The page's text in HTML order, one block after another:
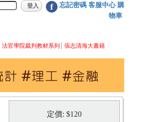
f 忘記密碼 客服中心 購
物車
法官學院裁判教材系列 張志清海大書籍
定價: $120